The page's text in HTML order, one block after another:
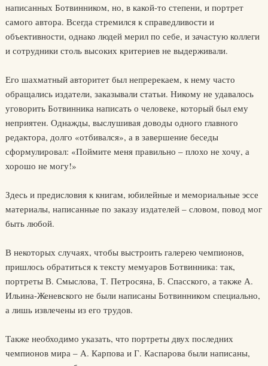
написанных Ботвинником, но, в какой-то степени, и портрет
самого автора. Всегда стремился к справедливости и
объективности, однако людей мерил по себе, и зачастую коллеги
и сотрудники столь высоких критериев не выдерживали.
Его шахматный авторитет был непререкаем, к нему часто
обращались издатели, заказывали статьи. Никому не удавалось
уговорить Ботвинника написать о человеке, который был ему
неприятен. Однажды, выслушивая доводы одного главного
редактора, долго «отбивался», а в завершение беседы
сформулировал: «Поймите меня правильно – плохо не хочу, а
хорошо не могу!»
Здесь и предисловия к книгам, юбилейные и мемориальные эссе
материалы, написанные по заказу издателей – словом, повод мог
быть любой.
В некоторых случаях, чтобы выстроить галерею чемпионов,
пришлось обратиться к тексту мемуаров Ботвинника: так,
портреты В. Смыслова, Т. Петросяна, Б. Спасского, а также А.
Ильина-Женевского не были написаны Ботвинником специально,
а лишь извлечены из его трудов.
Также необходимо указать, что портреты двух последних
чемпионов мира – А. Карпова и Г. Каспарова были написаны,